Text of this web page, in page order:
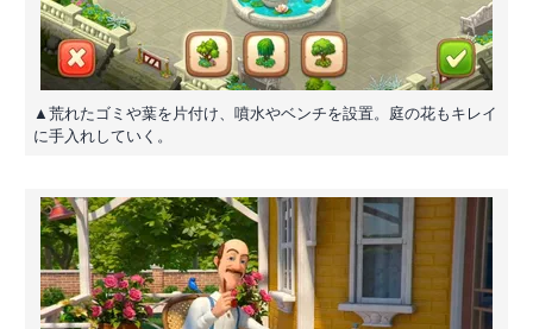
▲荒れたゴミや葉を片付け、噴水やベンチを設置。庭の花もキレイ
に手入れしていく。